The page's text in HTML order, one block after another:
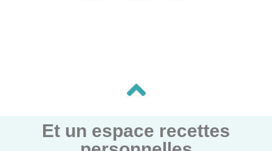
Et un espace recettes